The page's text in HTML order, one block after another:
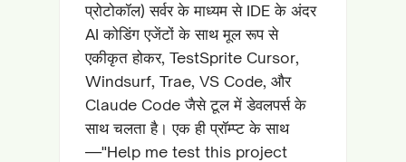
प्रोटोकॉल) सर्वर के माध्यम से IDE के अंदर
AI कोडिंग एजेंटों के साथ मूल रूप से
एकीकृत होकर, TestSprite Cursor,
Windsurf, Trae, VS Code, और
Claude Code जैसे टूल में डेवलपर्स के
साथ चलता है। एक ही प्रॉम्प्ट के साथ
—"Help me test this project